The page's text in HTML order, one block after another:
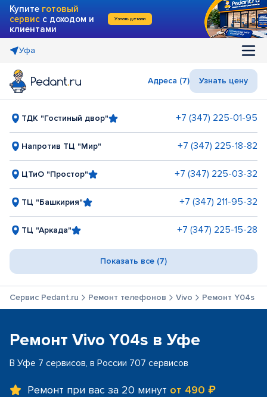
Купите готовый
сервис с доходом и
клиентами
Узнать детали
Уфа
Адреса (7) Узнать цену
ТДК "Гостиный двор" +7 (347) 225-01-95
Напротив ТЦ "Мир" +7 (347) 225-18-82
ЦТиО "Простор" +7 (347) 225-03-32
ТЦ "Башкирия" +7 (347) 211-95-32
ТЦ "Аркада" +7 (347) 225-15-28
Показать все (7)
Сервис Pedant.ru Ремонт телефонов Vivo Ремонт Y04s
Ремонт Vivo Y04s в Уфе
В Уфе 7 сервисов, в России 707 сервисов
Ремонт при вас за 20 минут от 490 ₽